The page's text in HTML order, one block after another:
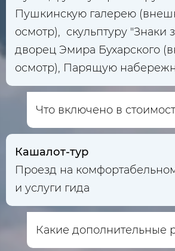
Пушкинскую галерею
осмотр), скульптуру "Знаки
дворец Эмира Бухарского
осмотр), Парящую
Что включено в
Кашалот-тур
Проезд на
и услуги гида
Какие дополнительные